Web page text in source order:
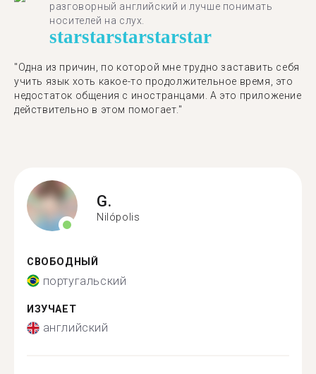
разговорный английский и лучше понимать
носителей на слух.
starstarstarstarstar
"Одна из причин, по которой мне трудно заставить себя
учить язык хоть какое-то продолжительное время, это
недостаток общения с иностранцами. А это приложение
действительно в этом помогает."
G.
Nilópolis
СВОБОДНЫЙ
португальский
ИЗУЧАЕТ
английский